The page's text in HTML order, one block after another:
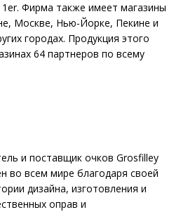
Фирма также имеет магазины
Москве, Нью-Йорке, Пекине и
городах. Продукция этого
64 партнеров по всему
и поставщик очков Grosfilley
во всем мире благодаря своей
дизайна, изготовления и
оправ и